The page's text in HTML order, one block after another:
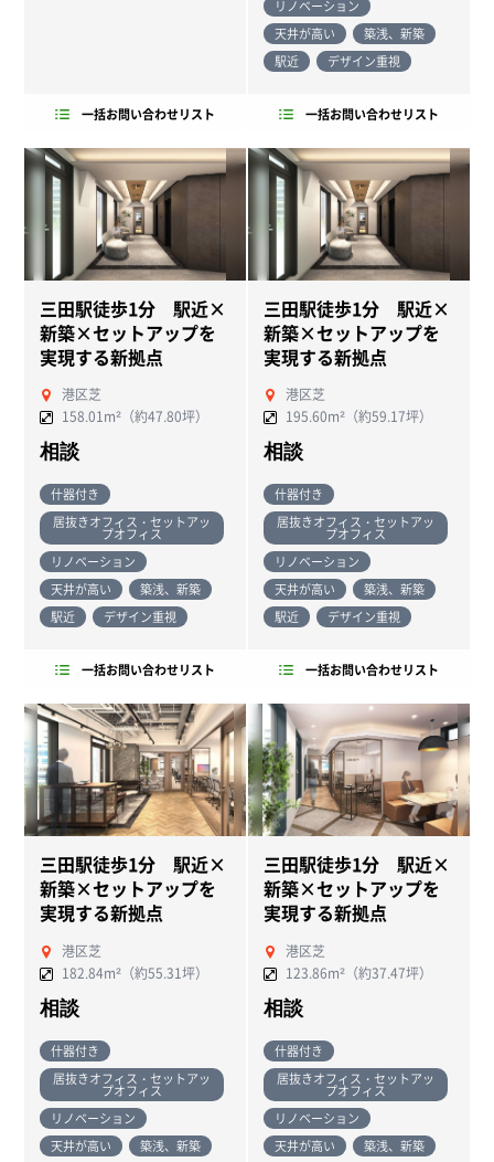
一括お問い合わせリスト
リノベーション
天井が高い
築浅、新築
駅近
デザイン重視
一括お問い合わせリスト
三田駅徒歩1分 駅近×
新築×セットアップを
実現する新拠点
港区芝
158.01m²（約47.80坪）
相談
什器付き
居抜きオフィス・セットアッ
プオフィス
リノベーション
天井が高い
築浅、新築
駅近
デザイン重視
一括お問い合わせリスト
三田駅徒歩1分 駅近×
新築×セットアップを
実現する新拠点
港区芝
195.60m²（約59.17坪）
相談
什器付き
居抜きオフィス・セットアッ
プオフィス
リノベーション
天井が高い
築浅、新築
駅近
デザイン重視
一括お問い合わせリスト
三田駅徒歩1分 駅近×
新築×セットアップを
実現する新拠点
港区芝
182.84m²（約55.31坪）
相談
什器付き
居抜きオフィス・セットアッ
プオフィス
リノベーション
天井が高い
築浅、新築
三田駅徒歩1分 駅近×
新築×セットアップを
実現する新拠点
港区芝
123.86m²（約37.47坪）
相談
什器付き
居抜きオフィス・セットアッ
プオフィス
リノベーション
天井が高い
築浅、新築